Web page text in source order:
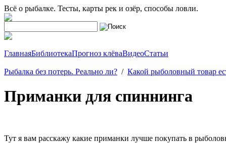
Всё о рыбалке. Тесты, карты рек и озёр, способы ловли.
ГлавнаяБиблиотекаПрогноз клёваВидеоСтатьи
Рыбалка без потерь. Реально ли? / Какой рыболовный товар
Приманки для спиннинга
Тут я вам расскажу какие приманки лучше покупать в